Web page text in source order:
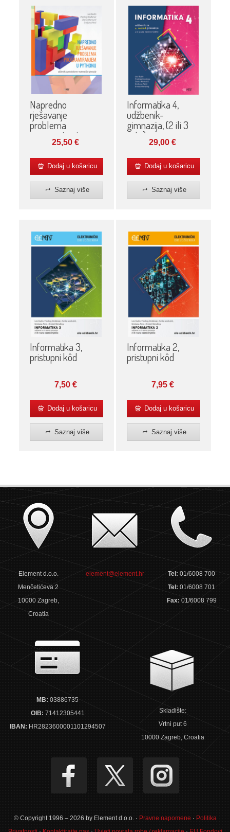
Napredno
rješavanje
problema
programiranjem u
Pythonu25,50€
Dodaj u košaricu
Saznaj više
Informatika 4,
udžbenik-
gimnazija, (2 ili 3
sata)
29,00€
Dodaj u košaricu
Saznaj više
Informatika 3,
pristupni kôd
7,50 €
Dodaj u košaricu
Saznaj više
Informatika 2,
pristupni kôd
7,95 €
Dodaj u košaricu
Saznaj više
Element d.o.o.
Menčetićeva 2
10000 Zagreb,
Croatia
element@element.hr Tel:01/6008 700
Tel:01/6008 701
Fax: 01/6008 799
MB: 03886735
OIB: 71412305441
IBAN: HR2823600001101294507
Skladište:
Vrtni put 6
10000 Zagreb, Croatia
© Copyright 1996 – 2026 by Element d.o.o. · Pravne napomene · Politika